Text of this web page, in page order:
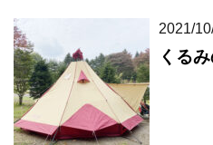
2021/
くる